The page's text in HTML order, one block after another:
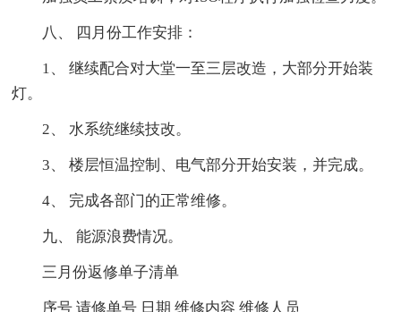
八、 四月份工作安排：
1、 继续配合对大堂一至三层改造，大部分开始装
灯。
2、 水系统继续技改。
3、 楼层恒温控制、电气部分开始安装，并完成。
4、 完成各部门的正常维修。
九、 能源浪费情况。
三月份返修单子清单
序号 请修单号 日期 维修内容 维修人员